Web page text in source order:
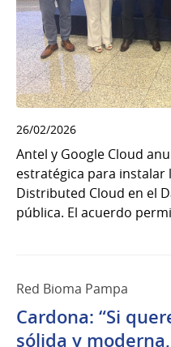
26/02/2026
Antel y Google Cloud
estratégica para
Distributed Cloud en el
pública. El acuerdo
Red Bioma Pampa
Cardona: “Si
sólida y